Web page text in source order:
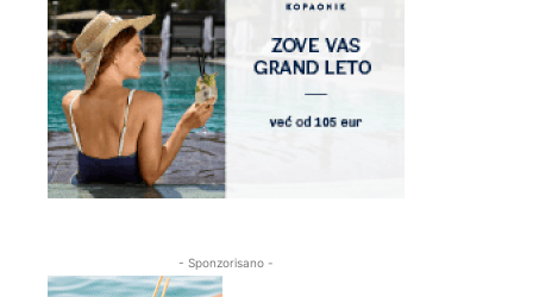
- Sponzorisano -